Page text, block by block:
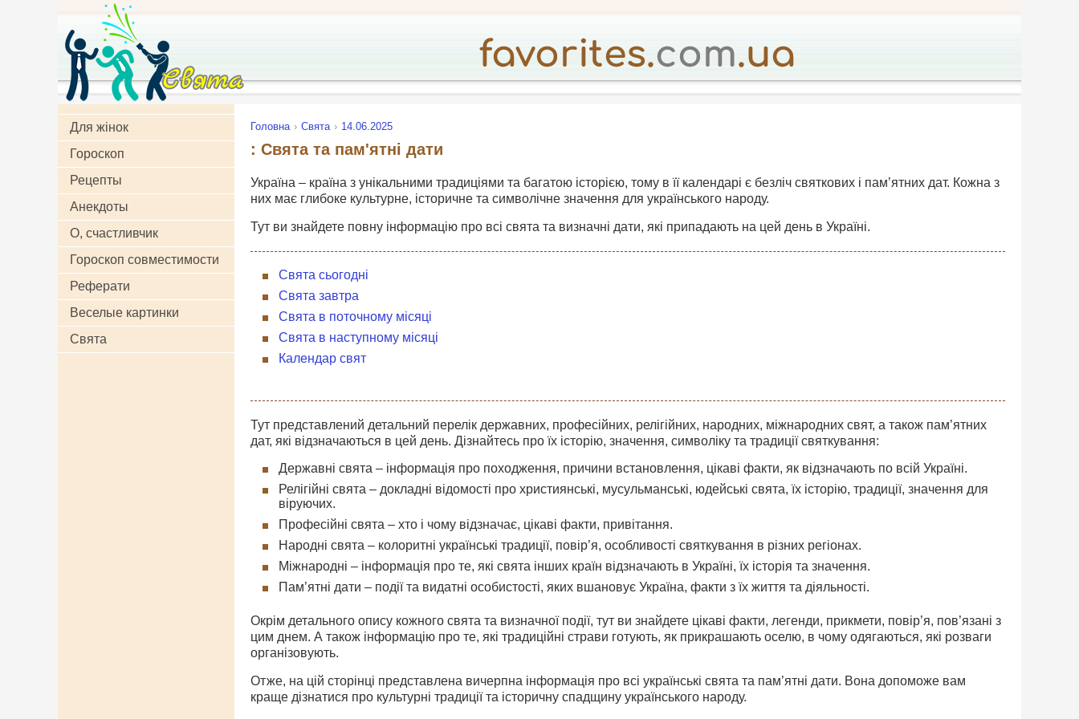
Для жінок
Гороскоп
Рецепты
Анекдоты
О, счастливчик
Гороскоп совместимости
Реферати
Веселые картинки
Свята
Головна Свята 14.06.2025
: Свята та пам'ятні дати
Україна – країна з унікальними традиціями та багатою історією, тому в її календарі є безліч святкових і пам’ятних дат. Кожна з
них має глибоке культурне, історичне та символічне значення для українського народу.
Тут ви знайдете повну інформацію про всі свята та визначні дати, які припадають на цей день в Україні.
Свята сьогодні
Свята завтра
Свята в поточному місяці
Свята в наступному місяці
Календар свят
Тут представлений детальний перелік державних, професійних, релігійних, народних, міжнародних свят, а також пам’ятних
дат, які відзначаються в цей день. Дізнайтесь про їх історію, значення, символіку та традиції святкування:
Державні свята – інформація про походження, причини встановлення, цікаві факти, як відзначають по всій Україні.
Релігійні свята – докладні відомості про християнські, мусульманські, юдейські свята, їх історію, традиції, значення для
віруючих.
Професійні свята – хто і чому відзначає, цікаві факти, привітання.
Народні свята – колоритні українські традиції, повір’я, особливості святкування в різних регіонах.
Міжнародні – інформація про те, які свята інших країн відзначають в Україні, їх історія та значення.
Пам’ятні дати – події та видатні особистості, яких вшановує Україна, факти з їх життя та діяльності.
Окрім детального опису кожного свята та визначної події, тут ви знайдете цікаві факти, легенди, прикмети, повір’я, пов’язані з
цим днем. А також інформацію про те, які традиційні страви готують, як прикрашають оселю, в чому одягаються, які розваги
організовують.
Отже, на цій сторінці представлена вичерпна інформація про всі українські свята та пам’ятні дати. Вона допоможе вам
краще дізнатися про культурні традиції та історичну спадщину українського народу.